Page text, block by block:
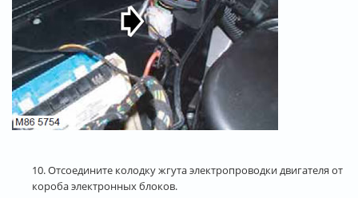
10. Отсоедините колодку жгута электропроводки двигателя от
короба электронных блоков.